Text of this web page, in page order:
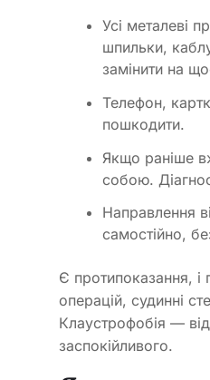
Усі металеві
шпильки,
замінити на
Телефон,
пошкодити.
Якщо раніше
собою.
Направлення
самостійно,
Є протипоказання, і
операцій, судинні
Клаустрофобія —
заспокійливого.